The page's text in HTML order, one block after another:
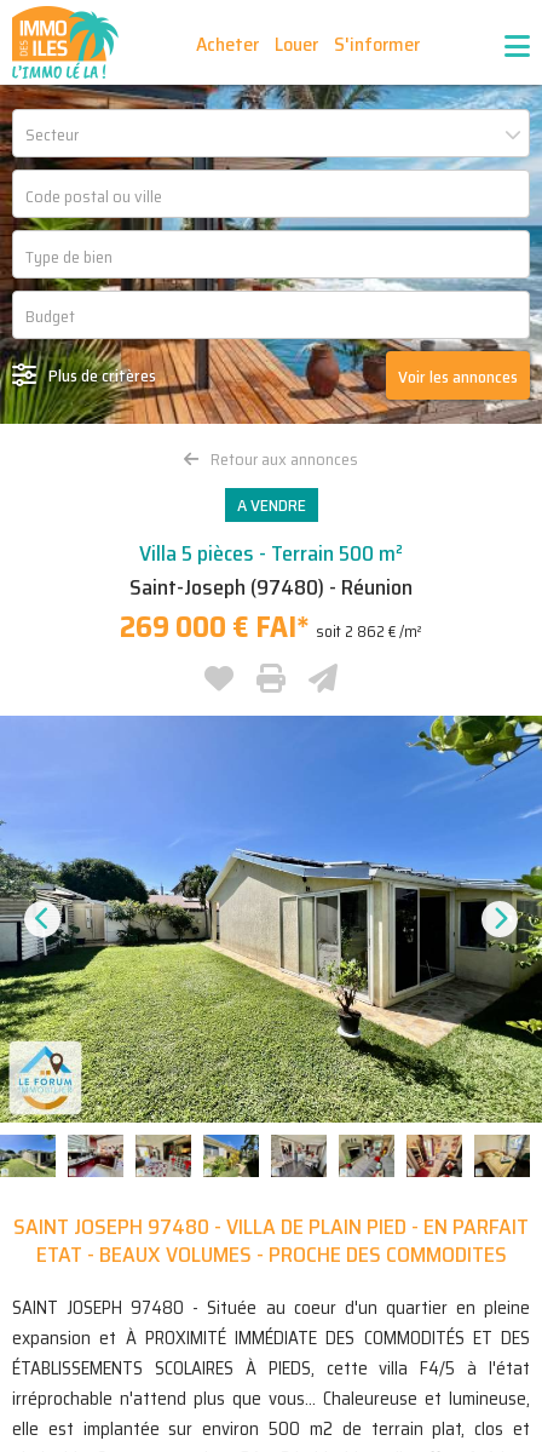
Acheter Louer S'informer
Nos outils Ma sélection d'annonces
Recrutement Partenaires
Secteur
Plus de critères Voir les annonces
Retour aux annonces
A VENDRE
Villa 5 pièces - Terrain 500 m²
Saint-Joseph (97480) - Réunion
269 000 € FAI* soit 2 862 € /m²
SAINT JOSEPH 97480 - VILLA DE PLAIN PIED - EN PARFAIT
ETAT - BEAUX VOLUMES - PROCHE DES COMMODITES
SAINT JOSEPH 97480 - Située au coeur d'un quartier en pleine
expansion et À PROXIMITÉ IMMÉDIATE DES COMMODITÉS ET DES
ÉTABLISSEMENTS SCOLAIRES À PIEDS, cette villa F4/5 à l'état
irréprochable n'attend plus que vous... Chaleureuse et lumineuse,
elle est implantée sur environ 500 m2 de terrain plat, clos et